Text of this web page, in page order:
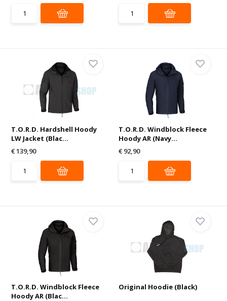
T.O.R.D. Hardshell Hoody
LW Jacket (Blac...
€ 139,90
T.O.R.D. Windblock Fleece
Hoody AR (Navy...
€ 92,90
T.O.R.D. Windblock Fleece
Hoody AR (Blac...
Original Hoodie (Black)